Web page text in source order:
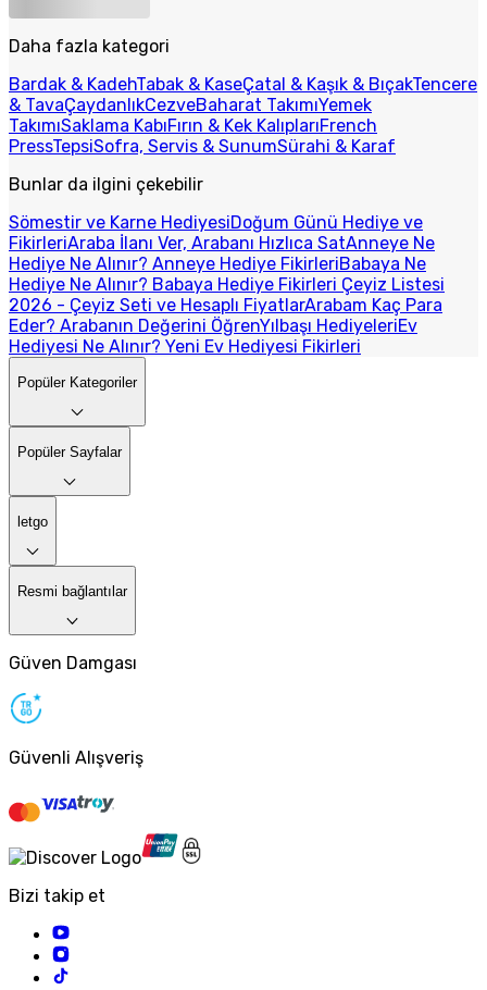
Daha fazla kategori
Bardak & KadehTabak & KaseÇatal & Kaşık & BıçakTencere
& TavaÇaydanlıkCezveBaharat TakımıYemek
TakımıSaklama KabıFırın & Kek KalıplarıFrench
PressTepsiSofra, Servis & SunumSürahi & Karaf
Bunlar da ilgini çekebilir
Sömestir ve Karne HediyesiDoğum Günü Hediye ve
FikirleriAraba İlanı Ver, Arabanı Hızlıca SatAnneye Ne
Hediye Ne Alınır? Anneye Hediye FikirleriBabaya Ne
Hediye Ne Alınır? Babaya Hediye Fikirleri Çeyiz Listesi
2026 - Çeyiz Seti ve Hesaplı FiyatlarArabam Kaç Para
Eder? Arabanın Değerini ÖğrenYılbaşı HediyeleriEv
Hediyesi Ne Alınır? Yeni Ev Hediyesi Fikirleri
Popüler Kategoriler
Popüler Sayfalar
letgo
Resmi bağlantılar
Güven Damgası
Güvenli Alışveriş
Bizi takip et